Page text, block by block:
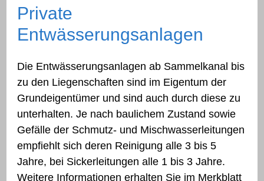
Private
Entwässerungsanlagen
Die Entwässerungsanlagen ab Sammelkanal bis
zu den Liegenschaften sind im Eigentum der
Grundeigentümer und sind auch durch diese zu
unterhalten. Je nach baulichem Zustand sowie
Gefälle der Schmutz- und Mischwasserleitungen
empfiehlt sich deren Reinigung alle 3 bis 5
Jahre, bei Sickerleitungen alle 1 bis 3 Jahre.
Weitere Informationen erhalten Sie im Merkblatt